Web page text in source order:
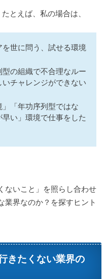
とえば、私の場合は、
世に問う、試せる環境
の組織で不合理なルー
チャレンジができない
」「年功序列型ではな
い」環境で仕事をした
ないこと」を照らし合わせ
業界なのか？を探すヒント
きたくない業界の